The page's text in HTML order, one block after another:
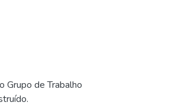
Grupo de Trabalho